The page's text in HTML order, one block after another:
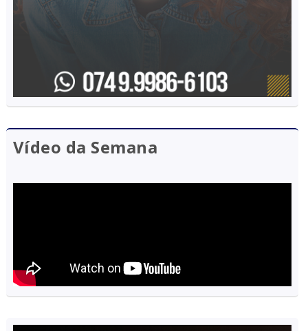
Vídeo da Semana